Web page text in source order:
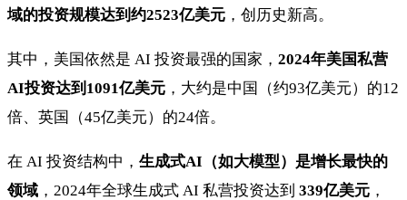
域的投资规模达到约2523亿美元 ，创历史新高。
其中，美国依然是 AI 投资最强的国家， 2024年美国私营
AI投资达到1091亿美元 ，大约是中国（约93亿美元）的12
倍、英国（45亿美元）的24倍。
在 AI 投资结构中， 生成式AI（如大模型）是增长最快的
领域 ，2024年全球生成式 AI 私营投资达到 339亿美元 ，